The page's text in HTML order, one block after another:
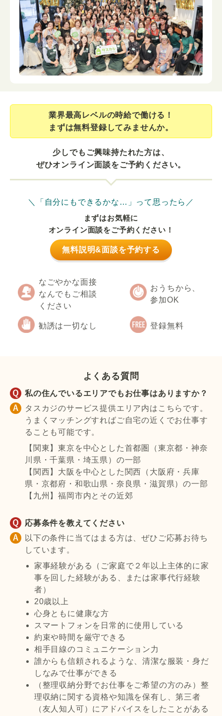
業界最⾼レベルの時給で働ける！
まずは無料登録してみませんか。
少しでもご興味持たれた方は、
ぜひオンライン面談をご予約ください。
＼「自分にもできるかな…」って思ったら／
まずはお気軽に
オンライン面談をご予約ください！
無料説明&面談を予約する
なごやかな面接
なんでもご相談
ください
おうちから、
参加OK
勧誘は一切なし 登録無料
よくある質問
私の住んでいるエリアでもお仕事はありますか？
タスカジのサービス提供エリア内はこちらです。
うまくマッチングすればご自宅の近くでお仕事す
ることも可能です。
【関東】東京を中心とした首都圏（東京都・神奈
川県・千葉県・埼玉県）の一部
【関西】大阪を中心とした関西（大阪府・兵庫
県・京都府・和歌山県・奈良県・滋賀県）の一部
【九州】福岡市内とその近郊
応募条件を教えてください
以下の条件に当てはまる方は、ぜひご応募お待ち
しています。
家事経験がある（ご家庭で２年以上主体的に家
事を回した経験がある、または家事代行経験
者）
20歳以上
心身ともに健康な方
スマートフォンを日常的に使用している
約束や時間を厳守できる
相手目線のコミュニケーション力
誰からも信頼されるような、清潔な服装・身だ
しなみで仕事ができる
（整理収納分野でお仕事をご希望の方のみ）整
理収納に関する資格や知識を保有し、第三者
（友人知人可）にアドバイスをしたことがある